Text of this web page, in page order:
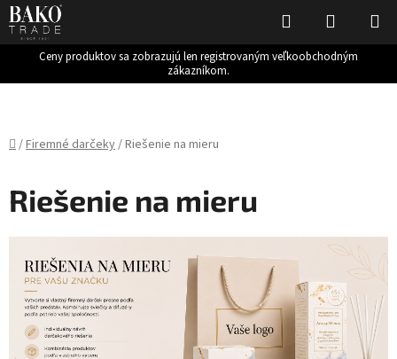
Ceny produktov sa zobrazujú len registrovaným veľkoobchodným
zákazníkom.
Hľadať
KOŠÍK
Domov
/Firemné darčeky/Riešenie na mieru
Riešenie na mieru